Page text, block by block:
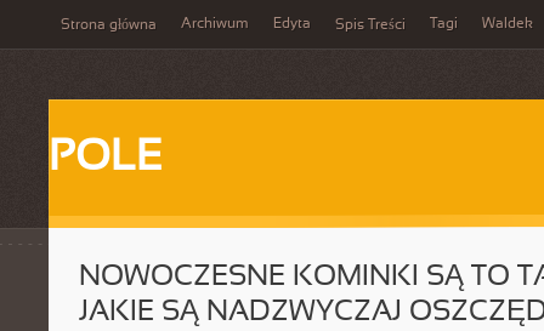
Strona główna Archiwum Edyta Spis Treści Tagi Waldek
POLE
NOWOCZESNE KOMINKI SĄ TO
JAKIE SĄ NADZWYCZAJ